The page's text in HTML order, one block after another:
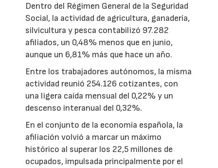
Dentro del Régimen General de la Seguridad
Social, la actividad de agricultura, ganadería,
silvicultura y pesca contabilizó 97.282
afiliados, un 0,48% menos que en junio,
aunque un 6,81% más que hace un año.
Entre los trabajadores autónomos, la misma
actividad reunió 254.126 cotizantes, con
una ligera caída mensual del 0,22% y un
descenso interanual del 0,32%.
En el conjunto de la economía española, la
afiliación volvió a marcar un máximo
histórico al superar los 22,5 millones de
ocupados, impulsada principalmente por el